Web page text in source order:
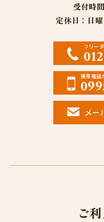
受付時
定休日：日
フリー
携帯電話
メー
ご